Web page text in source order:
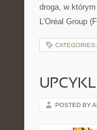
droga, w
L’Oréal Group
CATEGORIES:
POSTED BY